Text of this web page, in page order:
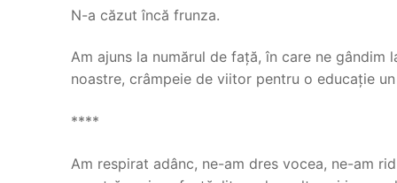
N-a căzut încă frunza.
Am ajuns la numărul de față, în care ne
noastre, crâmpeie de viitor pentru o educație
****
Am respirat adânc, ne-am dres vocea, ne-am